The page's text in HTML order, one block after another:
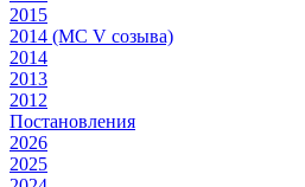
2015
2014 (МС V созыва)
2014
2013
2012
Постановления
2026
2025